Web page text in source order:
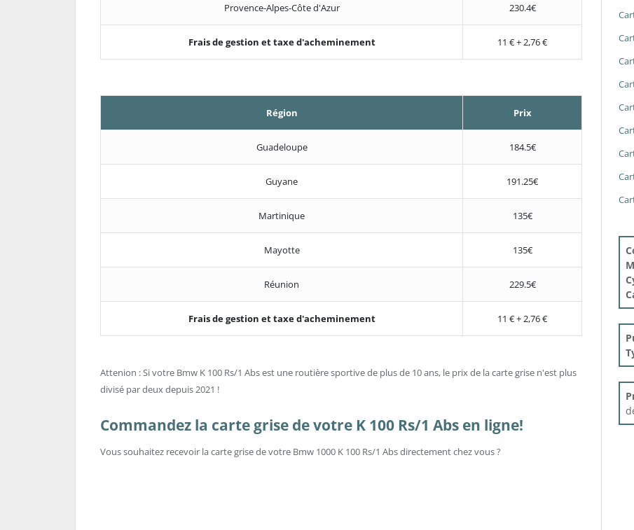
Provence-Alpes-Côte d'Azur 230.4€
Frais de gestion et taxe d'acheminement 11 € + 2,76 €
Région Prix
Guadeloupe 184.5€
Guyane 191.25€
Martinique 135€
Mayotte 135€
Réunion 229.5€
Frais de gestion et taxe d'acheminement 11 € + 2,76 €
Attenion : Si votre Bmw K 100 Rs/1 Abs est une routière sportive de plus de 10 ans, le prix de la carte grise n'est plus
divisé par deux depuis 2021 !
Commandez la carte grise de votre K 100 Rs/1 Abs en ligne!
Vous souhaitez recevoir la carte grise de votre Bmw 1000 K 100 Rs/1 Abs directement chez vous ?